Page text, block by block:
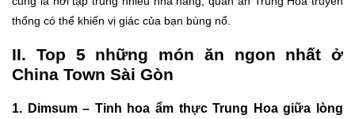
thống có thể khiến vị giác của bạn bùng nổ.
II. Top 5 những món ăn ngon nhất ở
China Town Sài Gòn
1. Dimsum – Tinh hoa ẩm thực Trung Hoa giữa lòng